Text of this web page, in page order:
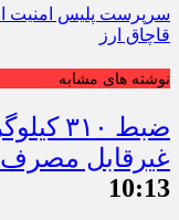
سرپرست پلیس امنیت
قاچاق ارز
نوشته های مشابه
ضبط
غیرقابل مصرف
10:13